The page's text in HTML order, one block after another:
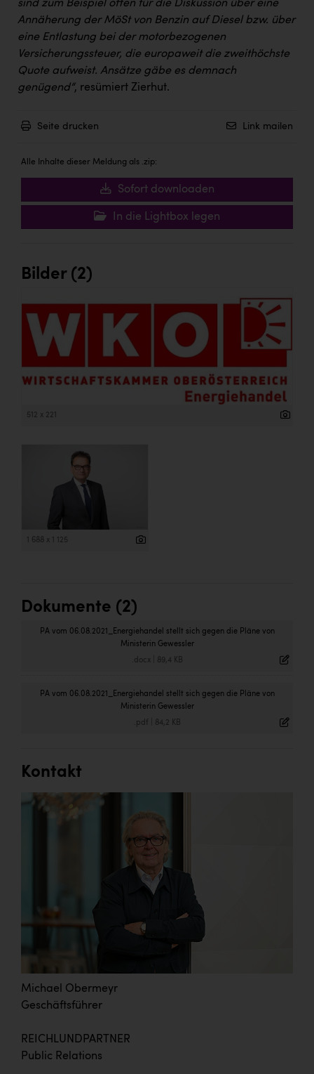
Dopgas
kunden basics
kontakt
sind zum Beispiel offen für die Diskussion über eine
Annäherung der MöSt von Benzin auf Diesel bzw. über
eine Entlastung bei der motorbezogenen
Versicherungssteuer, die europaweit die zweithöchste
Quote aufweist. Ansätze gäbe es demnach
genügend“, resümiert Zierhut.
Seite drucken Link mailen
Alle Inhalte dieser Meldung als .zip:
Sofort downloaden
In die Lightbox legen
Bilder (2)
512 x 221
1 688 x 1 125
Dokumente (2)
PA vom 06.08.2021_Energiehandel stellt sich gegen die Pläne von
Ministerin Gewessler
.docx| 89,4 KB
PA vom 06.08.2021_Energiehandel stellt sich gegen die Pläne von
Ministerin Gewessler
.pdf 84,2 KB
Kontakt
Michael Obermeyr
Geschäftsführer
REICHLUNDPARTNER
Public Relations